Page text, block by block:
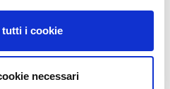
tutti i cookie
necessari
2